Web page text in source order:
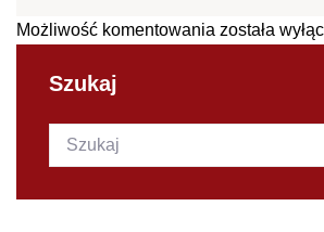
Możliwość komentowania została
Szukaj
Szukana fraza: